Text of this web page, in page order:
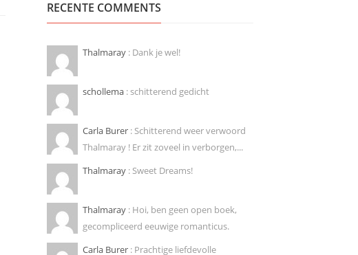
RECENTE COMMENTS
Thalmaray : Dank je wel!
schollema : schitterend gedicht
Carla Burer : Schitterend weer verwoord
Thalmaray ! Er zit zoveel in verborgen,...
Thalmaray : Sweet Dreams!
Thalmaray : Hoi, ben geen open boek,
gecompliceerd eeuwige romanticus.
Carla Burer : Prachtige liefdevolle